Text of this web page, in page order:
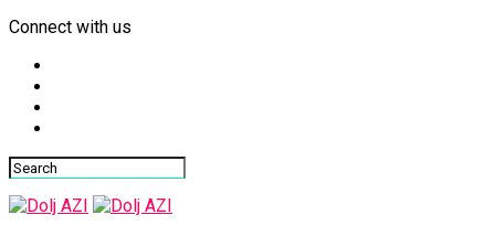
Connect with us